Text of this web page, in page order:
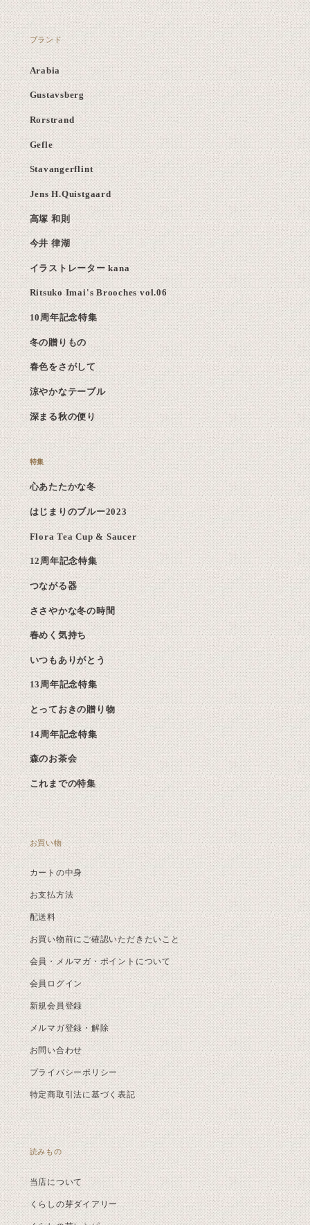
ブランド
Arabia
Gustavsberg
Rorstrand
Gefle
Stavangerflint
Jens H.Quistgaard
高塚 和則
今井 律湖
イラストレーター kana
Ritsuko Imai's Brooches vol.06
10周年記念特集
冬の贈りもの
春色をさがして
涼やかなテーブル
深まる秋の便り
心あたたかな冬
はじまりのブルー2023
Flora Tea Cup & Saucer
12周年記念特集
つながる器
ささやかな冬の時間
春めく気持ち
いつもありがとう
13周年記念特集
とっておきの贈り物
14周年記念特集
森のお茶会
これまでの特集
お買い物
カートの中身
お支払方法
配送料
お買い物前にご確認いただきたいこと
会員・メルマガ・ポイントについて
会員ログイン
新規会員登録
メルマガ登録・解除
お問い合わせ
プライバシーポリシー
特定商取引法に基づく表記
読みもの
当店について
くらしの芽ダイアリー